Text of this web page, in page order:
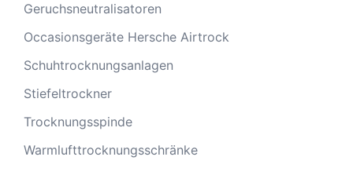
Geruchsneutralisatoren
Occasionsgeräte Hersche Airtrock
Schuhtrocknungsanlagen
Stiefeltrockner
Trocknungsspinde
Warmlufttrocknungsschränke